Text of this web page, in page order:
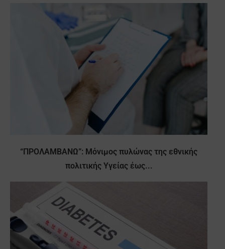
“ΠΡΟΛΑΜΒΑΝΩ”: Μόνιμος πυλώνας της εθνικής
πολιτικής Υγείας έως...